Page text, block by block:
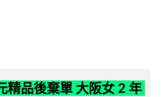
精品後棄單 大阪女 2 年